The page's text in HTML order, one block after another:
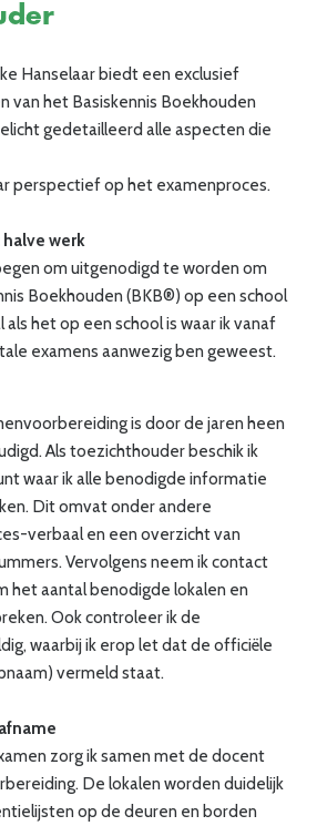
Hanselaar biedt een exclusief
van het Basiskennis Boekhouden
gedetailleerd alle aspecten die
perspectief op het examenproces.
werk
om uitgenodigd te worden om
Boekhouden (BKB®) op een school
het op een school is waar ik vanaf
examens aanwezig ben geweest.
is door de jaren heen
Als toezichthouder beschik ik
waar ik alle benodigde informatie
Dit omvat onder andere
verbaal en een overzicht van
Vervolgens neem ik contact
het aantal benodigde lokalen en
Ook controleer ik de
waarbij ik erop let dat de officiële
vermeld staat.
zorg ik samen met de docent
De lokalen worden duidelijk
op de deuren en borden